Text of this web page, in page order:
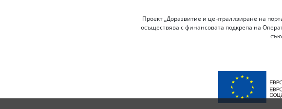
Проект „Доразвитие и централизиране на
осъществява с финансовата подкрепа на